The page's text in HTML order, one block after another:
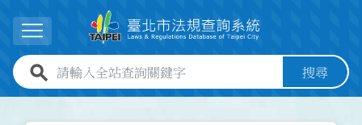
展開選單
全站查詢關鍵字欄位 搜尋